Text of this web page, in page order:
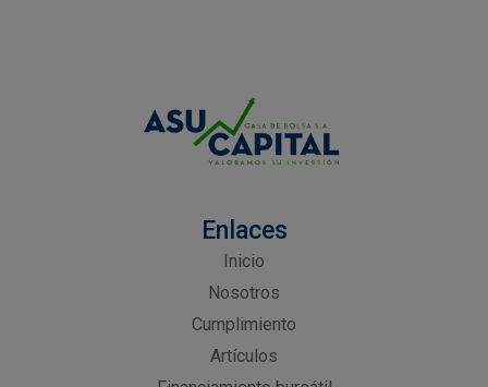
Enlaces
Inicio
Nosotros
Cumplimiento
Artículos